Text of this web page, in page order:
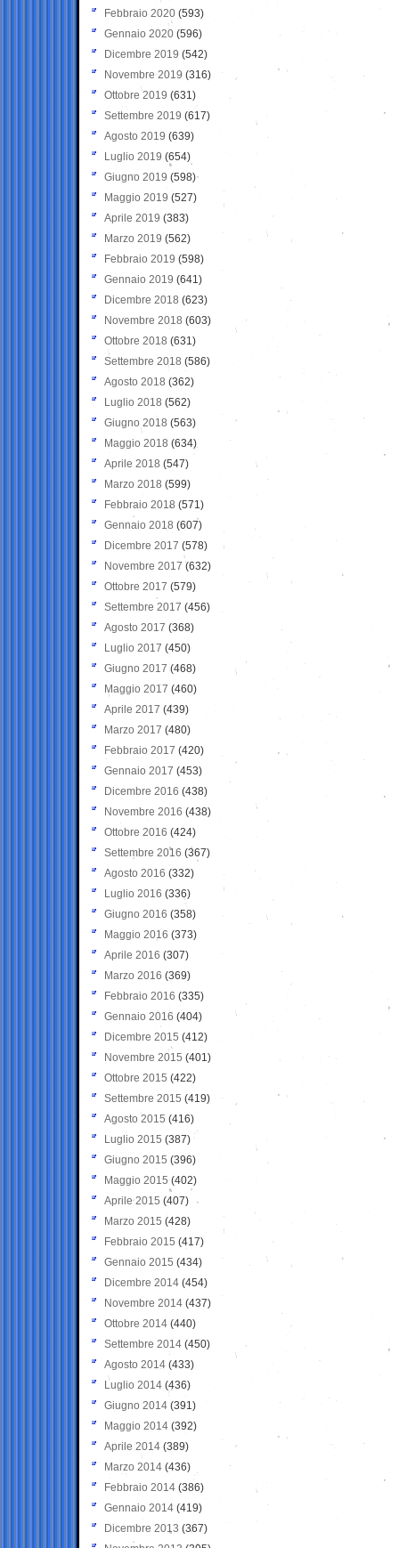
Febbraio 2020 (593)
Gennaio 2020 (596)
Dicembre 2019 (542)
Novembre 2019 (316)
Ottobre 2019 (631)
Settembre 2019 (617)
Agosto 2019 (639)
Luglio 2019 (654)
Giugno 2019 (598)
Maggio 2019 (527)
Aprile 2019 (383)
Marzo 2019 (562)
Febbraio 2019 (598)
Gennaio 2019 (641)
Dicembre 2018 (623)
Novembre 2018 (603)
Ottobre 2018 (631)
Settembre 2018 (586)
Agosto 2018 (362)
Luglio 2018 (562)
Giugno 2018 (563)
Maggio 2018 (634)
Aprile 2018 (547)
Marzo 2018 (599)
Febbraio 2018 (571)
Gennaio 2018 (607)
Dicembre 2017 (578)
Novembre 2017 (632)
Ottobre 2017 (579)
Settembre 2017 (456)
Agosto 2017 (368)
Luglio 2017 (450)
Giugno 2017 (468)
Maggio 2017 (460)
Aprile 2017 (439)
Marzo 2017 (480)
Febbraio 2017 (420)
Gennaio 2017 (453)
Dicembre 2016 (438)
Novembre 2016 (438)
Ottobre 2016 (424)
Settembre 2016 (367)
Agosto 2016 (332)
Luglio 2016 (336)
Giugno 2016 (358)
Maggio 2016 (373)
Aprile 2016 (307)
Marzo 2016 (369)
Febbraio 2016 (335)
Gennaio 2016 (404)
Dicembre 2015 (412)
Novembre 2015 (401)
Ottobre 2015 (422)
Settembre 2015 (419)
Agosto 2015 (416)
Luglio 2015 (387)
Giugno 2015 (396)
Maggio 2015 (402)
Aprile 2015 (407)
Marzo 2015 (428)
Febbraio 2015 (417)
Gennaio 2015 (434)
Dicembre 2014 (454)
Novembre 2014 (437)
Ottobre 2014 (440)
Settembre 2014 (450)
Agosto 2014 (433)
Luglio 2014 (436)
Giugno 2014 (391)
Maggio 2014 (392)
Aprile 2014 (389)
Marzo 2014 (436)
Febbraio 2014 (386)
Gennaio 2014 (419)
Dicembre 2013 (367)